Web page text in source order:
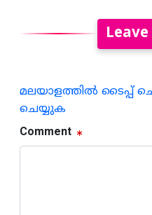
മലയാളത്തില്‍ ടൈപ്പ്
ചെയ്യുക
Comment